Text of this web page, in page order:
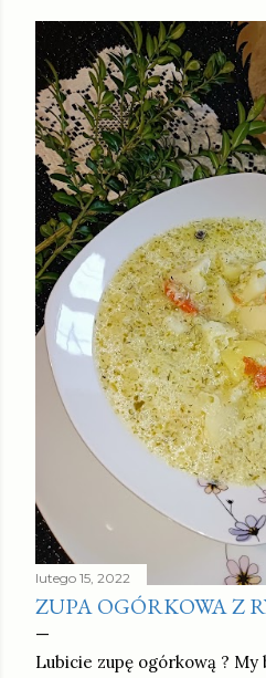
lutego 15, 2022
ZUPA OGÓRKOWA Z
Lubicie zupę ogórkową ? My